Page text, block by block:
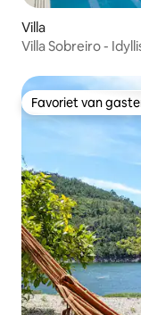
Villa
Villa Sobreiro -
Favoriet van
Favoriet van